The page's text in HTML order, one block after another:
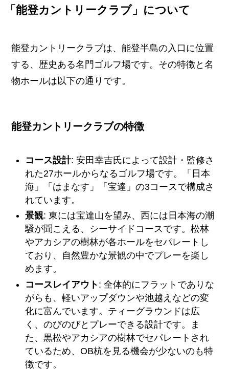
「能登カントリークラブ」について
能登カントリークラブは、能登半島の入口に位置
する、歴史ある名門ゴルフ場です。その特徴と名
物ホールは以下の通りです。
能登カントリークラブの特徴
コース設計: 安田幸吉氏によって設計・監修さ
れた27ホールからなるゴルフ場です。「日本
海」「はまなす」「宝達」の3コースで構成さ
れています。
景観: 東には宝達山を望み、西には日本海の潮
騒が聞こえる、シーサイドコースです。松林
やアカシアの樹林が各ホールをセパレートし
ており、自然豊かな景観の中でプレーを楽し
めます。
コースレイアウト : 全体的にフラットでありな
がらも、軽いアップダウンや池越えなどの変
化に富んでいます。ティーグラウンドは広
く、のびのびとプレーできる設計です。ま
た、黒松やアカシアの樹林でセパレートされ
ているため、OB杭を見る機会が少ないのも特
徴です。